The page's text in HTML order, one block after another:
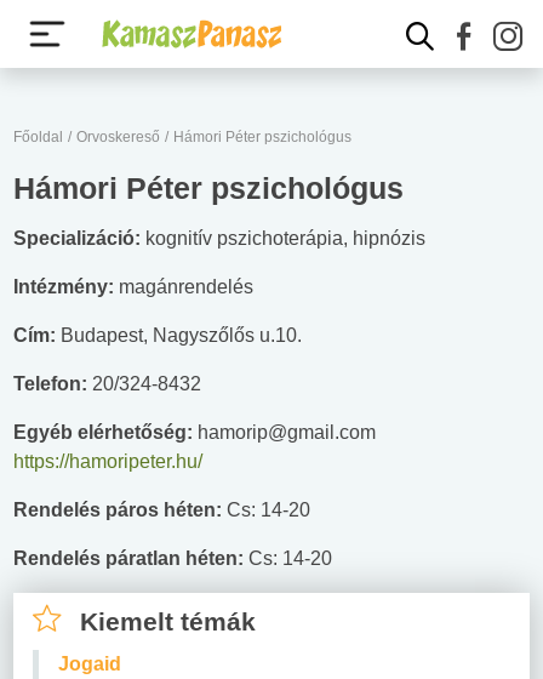
Főoldal / Orvoskereső / Hámori Péter pszichológus
Hámori Péter pszichológus
Specializáció: kognitív pszichoterápia, hipnózis
Intézmény: magánrendelés
Cím: Budapest, Nagyszőlős u.10.
Telefon: 20/324-8432
Egyéb elérhetőség: hamorip@gmail.com
https://hamoripeter.hu/
Rendelés páros héten: Cs: 14-20
Rendelés páratlan héten: Cs: 14-20
Kiemelt témák
Jogaid